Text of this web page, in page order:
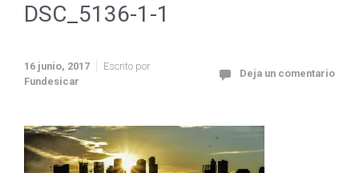
DSC_5136-1-1
16 junio, 2017
Escrito por
Fundesicar
Deja un comentario